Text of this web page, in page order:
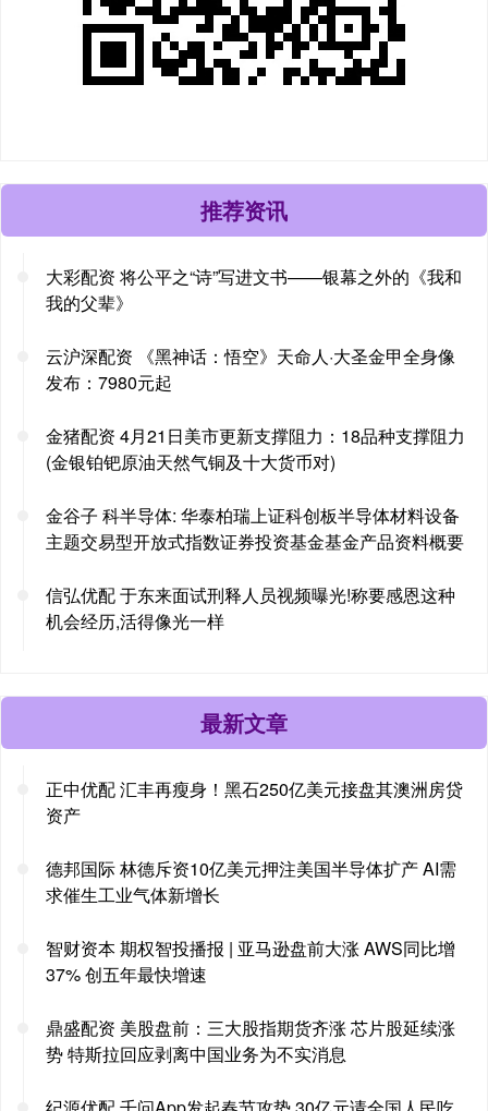
推荐资讯
大彩配资 将公平之“诗”写进文书——银幕之外的《我和
我的父辈》
云沪深配资 《黑神话：悟空》天命人·大圣金甲全身像
发布：7980元起
金猪配资 4月21日美市更新支撑阻力：18品种支撑阻力
(金银铂钯原油天然气铜及十大货币对)
金谷子 科半导体: 华泰柏瑞上证科创板半导体材料设备
主题交易型开放式指数证券投资基金基金产品资料概要
信弘优配 于东来面试刑释人员视频曝光!称要感恩这种
机会经历,活得像光一样
最新文章
正中优配 汇丰再瘦身！黑石250亿美元接盘其澳洲房贷
资产
德邦国际 林德斥资10亿美元押注美国半导体扩产 AI需
求催生工业气体新增长
智财资本 期权智投播报 | 亚马逊盘前大涨 AWS同比增
37% 创五年最快增速
鼎盛配资 美股盘前：三大股指期货齐涨 芯片股延续涨
势 特斯拉回应剥离中国业务为不实消息